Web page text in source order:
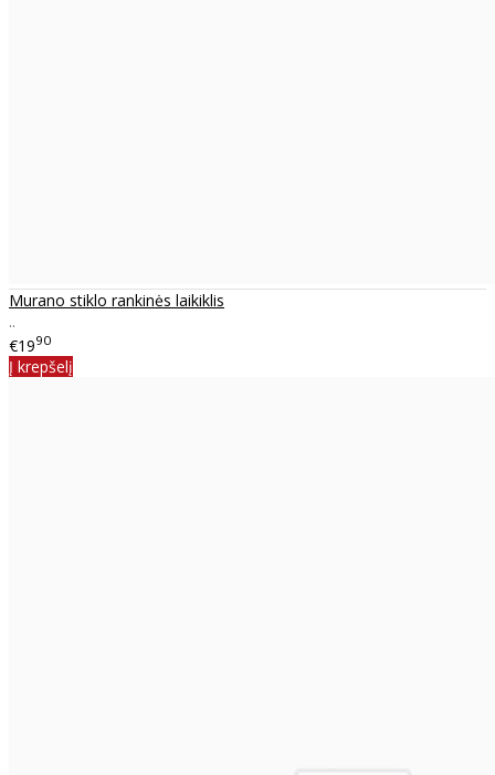
Murano stiklo rankinės laikiklis
..
€1990
Į krepšelį